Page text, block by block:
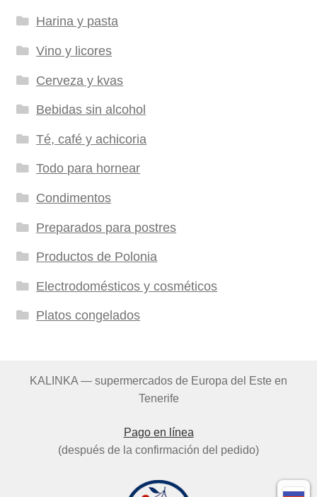
Harina y pasta
Vino y licores
Cerveza y kvas
Bebidas sin alcohol
Té, café y achicoria
Todo para hornear
Condimentos
Preparados para postres
Productos de Polonia
Electrodomésticos y cosméticos
Platos congelados
KALINKA — supermercados de Europa del Este en
Tenerife
Pago en línea
(después de la confirmación del pedido)